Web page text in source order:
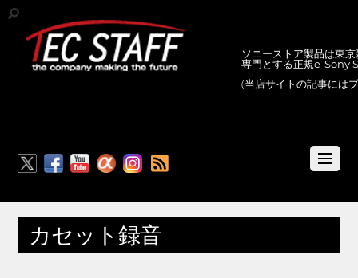
ソニーストア製品は東
専門とする正規e-Sony
(当店サイトの記事には
カセット録音